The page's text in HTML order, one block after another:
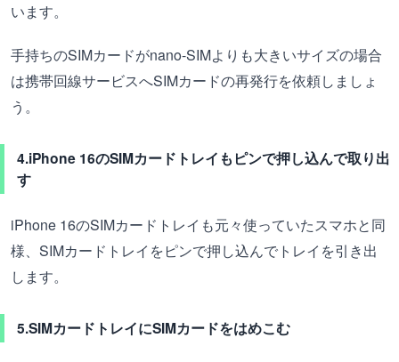
います。
手持ちのSIMカードがnano-SIMよりも大きいサイズの場合
は携帯回線サービスへSIMカードの再発行を依頼しましょ
う。
4.iPhone 16のSIMカードトレイもピンで押し込んで取り出
す
iPhone 16のSIMカードトレイも元々使っていたスマホと同
様、SIMカードトレイをピンで押し込んでトレイを引き出
します。
5.SIMカードトレイにSIMカードをはめこむ